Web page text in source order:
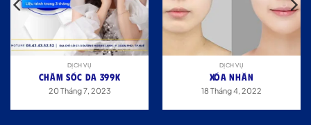
DỊCH VỤ
CHĂM SÓC DA 399K
20 Tháng 7, 2023
DỊCH VỤ
XÓA NHĂN
18 Tháng 4, 2022